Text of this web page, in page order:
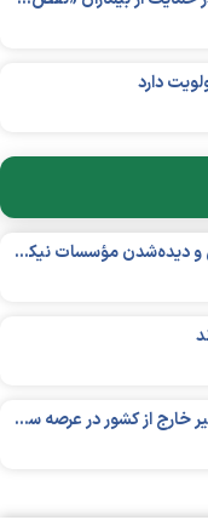
دارد
ثبت‌نام در اطلس خیر ایران؛ فرصتی برای معرفی و دیده‌شدن مؤسسات نیکوکاری
همراه وطن در روزهای بحران؛ گامی ماندگار از خیر خارج از کشور در عرصه سلامت